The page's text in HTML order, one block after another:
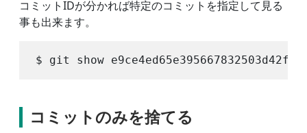
コミットIDが分かれば特定のコミットを指定して見る
事も出来ます。
コミットのみを捨てる